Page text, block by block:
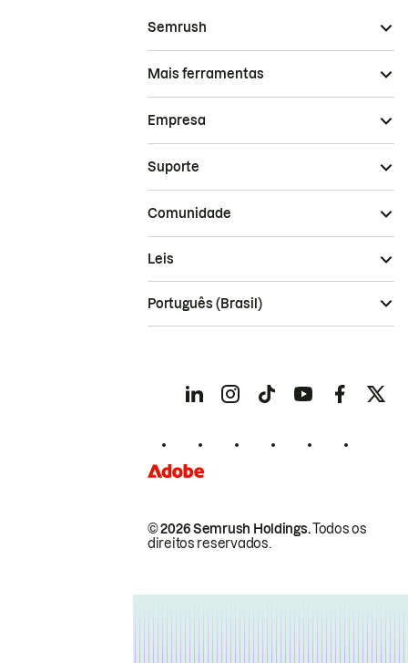
Semrush
Mais ferramentas
Empresa
Suporte
Comunidade
© 2026 Semrush Holdings.Todos os
direitos reservados.
Leis
Português (Brasil)